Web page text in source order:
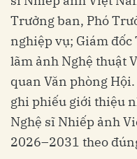
Trưởng ban, Phó
nghiệp vụ; Giám
lãm ảnh Nghệ thuật
quan Văn phòng
ghi phiếu giới thiệu
Nghệ sĩ Nhiếp ảnh
2026–2031 theo